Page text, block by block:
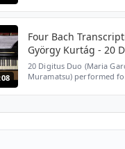
Four Bach
György Kurtág - 20
20 Digitus Duo (Maria
Muramatsu) performed